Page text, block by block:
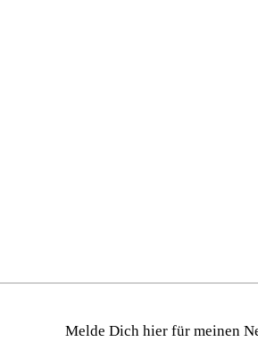
Melde Dich hier für meinen